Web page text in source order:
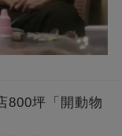
800坪「開動物